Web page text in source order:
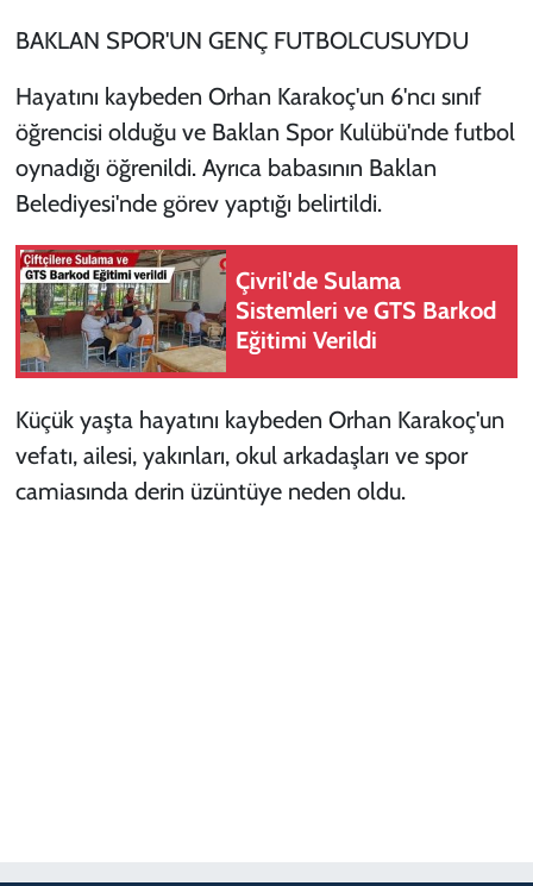
BAKLAN SPOR'UN GENÇ FUTBOLCUSUYDU
Hayatını kaybeden Orhan Karakoç'un 6'ncı sınıf
öğrencisi olduğu ve Baklan Spor Kulübü'nde futbol
oynadığı öğrenildi. Ayrıca babasının Baklan
Belediyesi'nde görev yaptığı belirtildi.
Çivril'de Sulama
Sistemleri ve GTS Barkod
Eğitimi Verildi
Küçük yaşta hayatını kaybeden Orhan Karakoç'un
vefatı, ailesi, yakınları, okul arkadaşları ve spor
camiasında derin üzüntüye neden oldu.